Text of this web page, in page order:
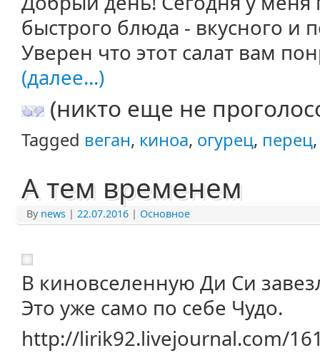
быстрого блюда - вкусного и
Уверен что этот салат вам
(далее...)
(никто еще не
Tagged веган, киноа, огурец, перец
А тем временем
By news | 22.07.2016 | Основное
В киновселенную Ди Си
Это уже само по себе Чудо.
http://lirik92.livejournal.com/